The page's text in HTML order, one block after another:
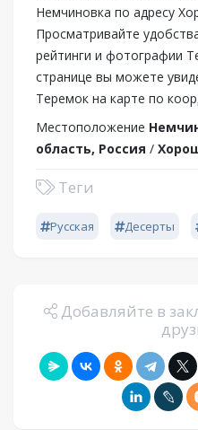
Немчиновка по адресу
Просматривайте
рейтинги и фотографии
странице вы можете
Теремок на карте по
Местоположение
область, Россия /
Теги
Русская Десерты
Добавляйте в